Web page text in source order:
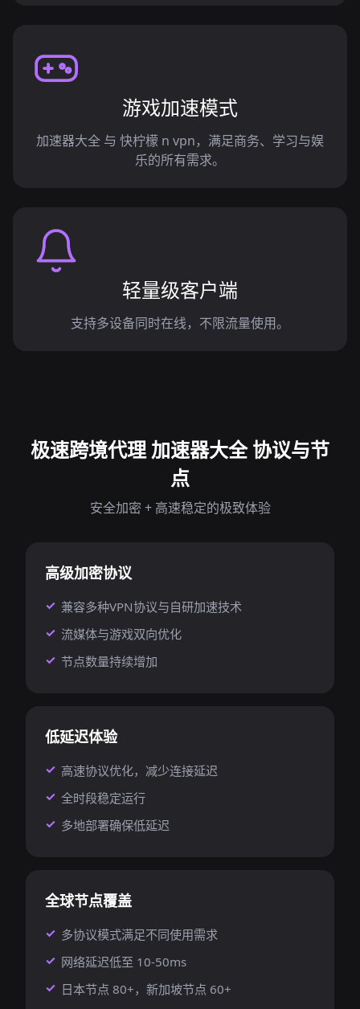
游戏加速模式
加速器大全 与 快柠檬 n vpn，满足商务、学习与娱
乐的所有需求。
轻量级客户端
支持多设备同时在线，不限流量使用。
极速跨境代理 加速器大全 协议与节
点
安全加密 + 高速稳定的极致体验
高级加密协议
兼容多种VPN协议与自研加速技术
流媒体与游戏双向优化
节点数量持续增加
低延迟体验
高速协议优化，减少连接延迟
全时段稳定运行
多地部署确保低延迟
全球节点覆盖
多协议模式满足不同使用需求
网络延迟低至 10-50ms
日本节点 80+，新加坡节点 60+